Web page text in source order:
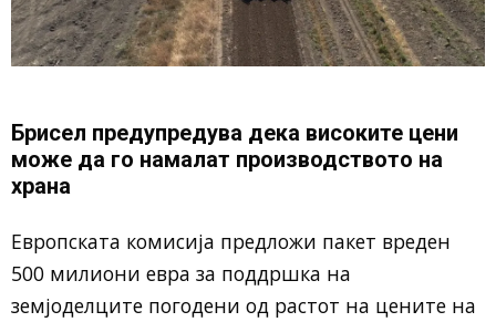
Брисел предупредува дека високите цени
може да го намалат производството на
храна
Европската комисија предложи пакет вреден
500 милиони евра за поддршка на
земјоделците погодени од растот на цените на